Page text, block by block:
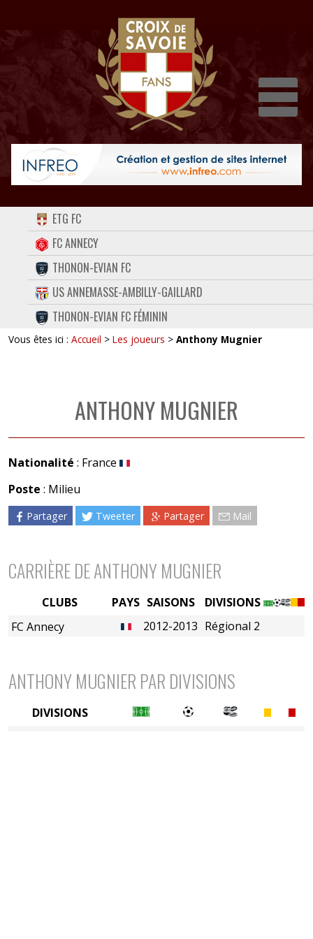
ACCUEIL
FORUM
CONTACT
FACEBOOK
TWITTER
ETG FC
FC ANNECY
THONON-EVIAN FC
US ANNEMASSE-AMBILLY-GAILLARD
THONON-EVIAN FC FÉMININ
Vous êtes ici : Accueil > Les joueurs > Anthony Mugnier
ANTHONY MUGNIER
Nationalité : France
Poste : Milieu
Partager Tweeter Partager Mail
CARRIÈRE DE ANTHONY MUGNIER
PAYS SAISONS
DIVISIONS
2012-2013 Régional 2
CLUBS
FC Annecy
ANTHONY MUGNIER PAR DIVISIONS
DIVISIONS